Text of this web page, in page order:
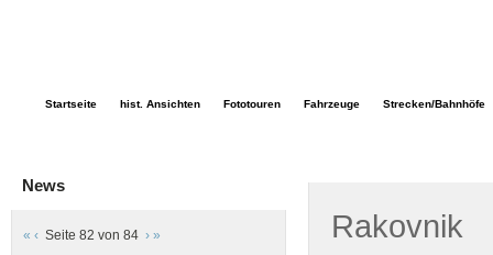
Startseite hist. Ansichten Fototouren Fahrzeuge Strecken/Bahnhöfe
News
« ‹ Seite 82 von 84 › » Rakovnik